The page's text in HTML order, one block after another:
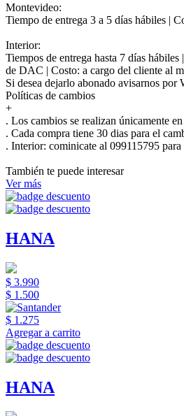
Montevideo:
Tiempo de entrega 3 a 5 días hábiles |
Interior:
Tiempos de entrega hasta 7 días
de DAC | Costo: a cargo del cliente al
Si desea dejarlo abonado avisarnos
Políticas de cambios
+
. Los cambios se realizan únicamente
. Cada compra tiene 30 dias para el
. Interior: cominicate al 099115795
También te puede interesar
Ver más
HANA
$ 3.990
$ 1.500
$ 1.275
Agregar a carrito
HANA